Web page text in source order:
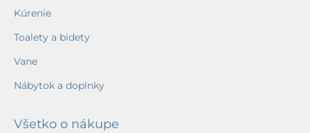
Kúrenie
Toalety a bidety
Vane
Nábytok a doplnky
Všetko o nákupe